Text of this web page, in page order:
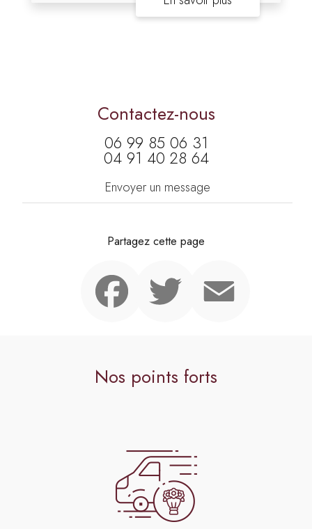
Contactez-nous
06 99 85 06 31
04 91 40 28 64
Envoyer un message
Partagez cette page
Nos points forts